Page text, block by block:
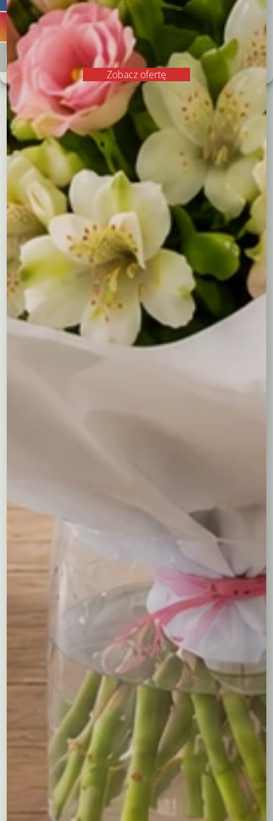
Odrzucam
Zobacz preferencje
Polityka plików cookiesPolityka prywatności
„Szept
Miłości”
Kategoria:Flower boxy - kwiaty w pudełkach
Opis Dodatkowe informacje
Opis
Są chwile, które zasługują na coś więcej niż zwykły bukiet.
Ten elegancki flower boxto kompozycja stworzona z
myślą o najpiękniejszych momentach – kiedy chcesz
wyrazić uczucia, sprawić niespodziankę lub po prostu
zatrzymać czas na chwilę.
W białym, okrągłym pudełku ukryliśmy dla Ciebie
delikatność różowych goździków, które spotykają się z
intensywnością czerwonych. Całość otulona gipsówką i
świeżymi liśćmi eukaliptusa – to połączenie subtelności i
wyrazistości, które mówi więcej niż słowa.
Dlaczego ten flower box to dobry
wybór?
Rocznicę, walentynki lub po prostu “tak, bo kocham”
Urodziny mamy, babci, partnerki
Ozdobę stołu podczas rodzinnego świętowania
Co wyróżnia naszą kompozycję?
Kwiaty dobieramy świeże, układamy ręcznie, z wyczuciem
proporcji i kolorów. Każdy element ma swoje miejsce –
od delikatnych główek gipsówki, przez soczyste liście
eukaliptusa, po pełne, aksamitne goździki w dwóch
odcieniach. To flower box, który przetrwa w pamięci na
dłużej niż w wazonie.
Wybierz coś więcej niż kwiaty. Wybierz emocje
zapakowane w eleganckie pudełko.
Być może spodobają Ci się...
Zobacz ofertę